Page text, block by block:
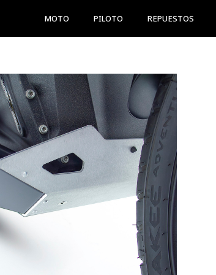
MOTO PILOTO REPUESTOS